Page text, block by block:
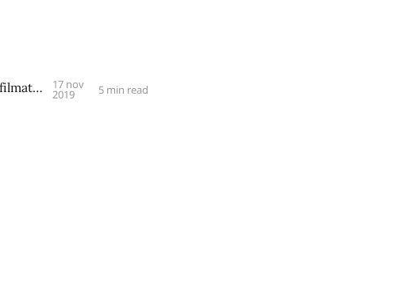
Sofia Viotti: "Jag önskar att alla terapeuter ska ta handledning på filmat material" 17 nov
2019 5 min read